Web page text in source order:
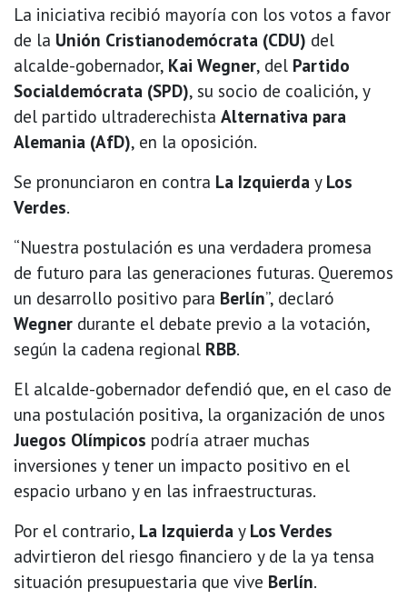
La iniciativa recibió mayoría con los votos a favor
de la Unión Cristianodemócrata (CDU) del
alcalde-gobernador, Kai Wegner, del Partido
Socialdemócrata (SPD), su socio de coalición, y
del partido ultraderechista Alternativa para
Alemania (AfD), en la oposición.
Se pronunciaron en contra La Izquierda y Los
Verdes.
“Nuestra postulación es una verdadera promesa
de futuro para las generaciones futuras. Queremos
un desarrollo positivo para Berlín”, declaró
Wegner durante el debate previo a la votación,
según la cadena regional RBB.
El alcalde-gobernador defendió que, en el caso de
una postulación positiva, la organización de unos
Juegos Olímpicos podría atraer muchas
inversiones y tener un impacto positivo en el
espacio urbano y en las infraestructuras.
Por el contrario, La Izquierda y Los Verdes
advirtieron del riesgo financiero y de la ya tensa
situación presupuestaria que vive Berlín.